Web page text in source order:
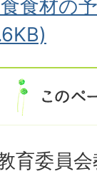
食材の
育委員